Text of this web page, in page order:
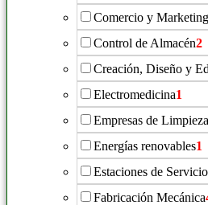
Comercio y Marketing
Control de Almacén2
Creación, Diseño y
Electromedicina1
Empresas de Limpieza
Energías renovables1
Estaciones de Servicio
Fabricación Mecánica